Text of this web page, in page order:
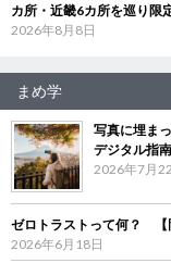
カ所・近畿6カ所を巡り限
2026年8月8日
まめ学
写真に埋ま
デジタル指南
2026年7月
ゼロトラストって何？ 【
2026年6月18日